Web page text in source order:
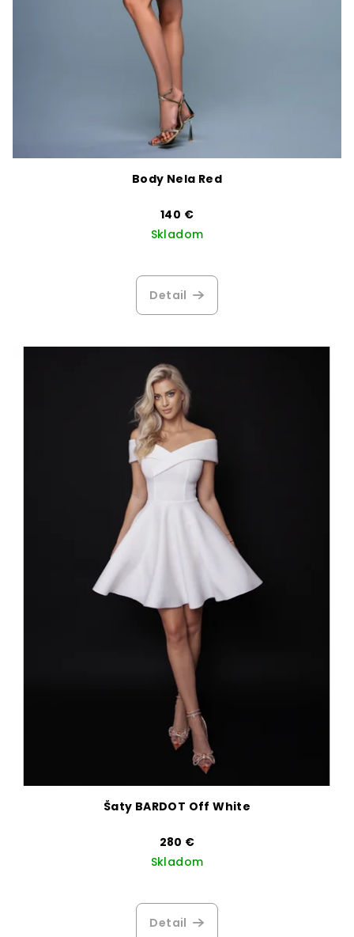
Body Nela Red
140 €
Skladom
Detail
Šaty BARDOT Off White
280 €
Skladom
Detail